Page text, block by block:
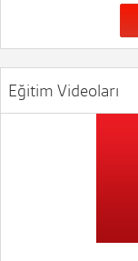
Eğitim Videoları